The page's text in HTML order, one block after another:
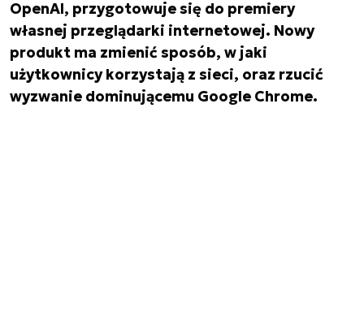
OpenAI, przygotowuje się do premiery
własnej przeglądarki internetowej. Nowy
produkt ma zmienić sposób, w jaki
użytkownicy korzystają z sieci, oraz rzucić
wyzwanie dominującemu Google Chrome.